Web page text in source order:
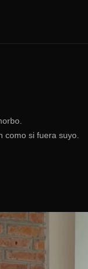
como si fuera suyo.